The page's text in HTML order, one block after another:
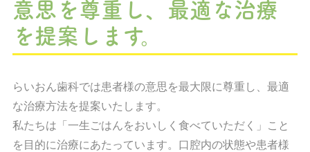
意思を尊重し、最適な治療
を提案します。
らいおん歯科では患者様の意思を最大限に尊重し、最適
な治療方法を提案いたします。
私たちは「一生ごはんをおいしく食べていただく」こと
を目的に治療にあたっています。口腔内の状態や患者様